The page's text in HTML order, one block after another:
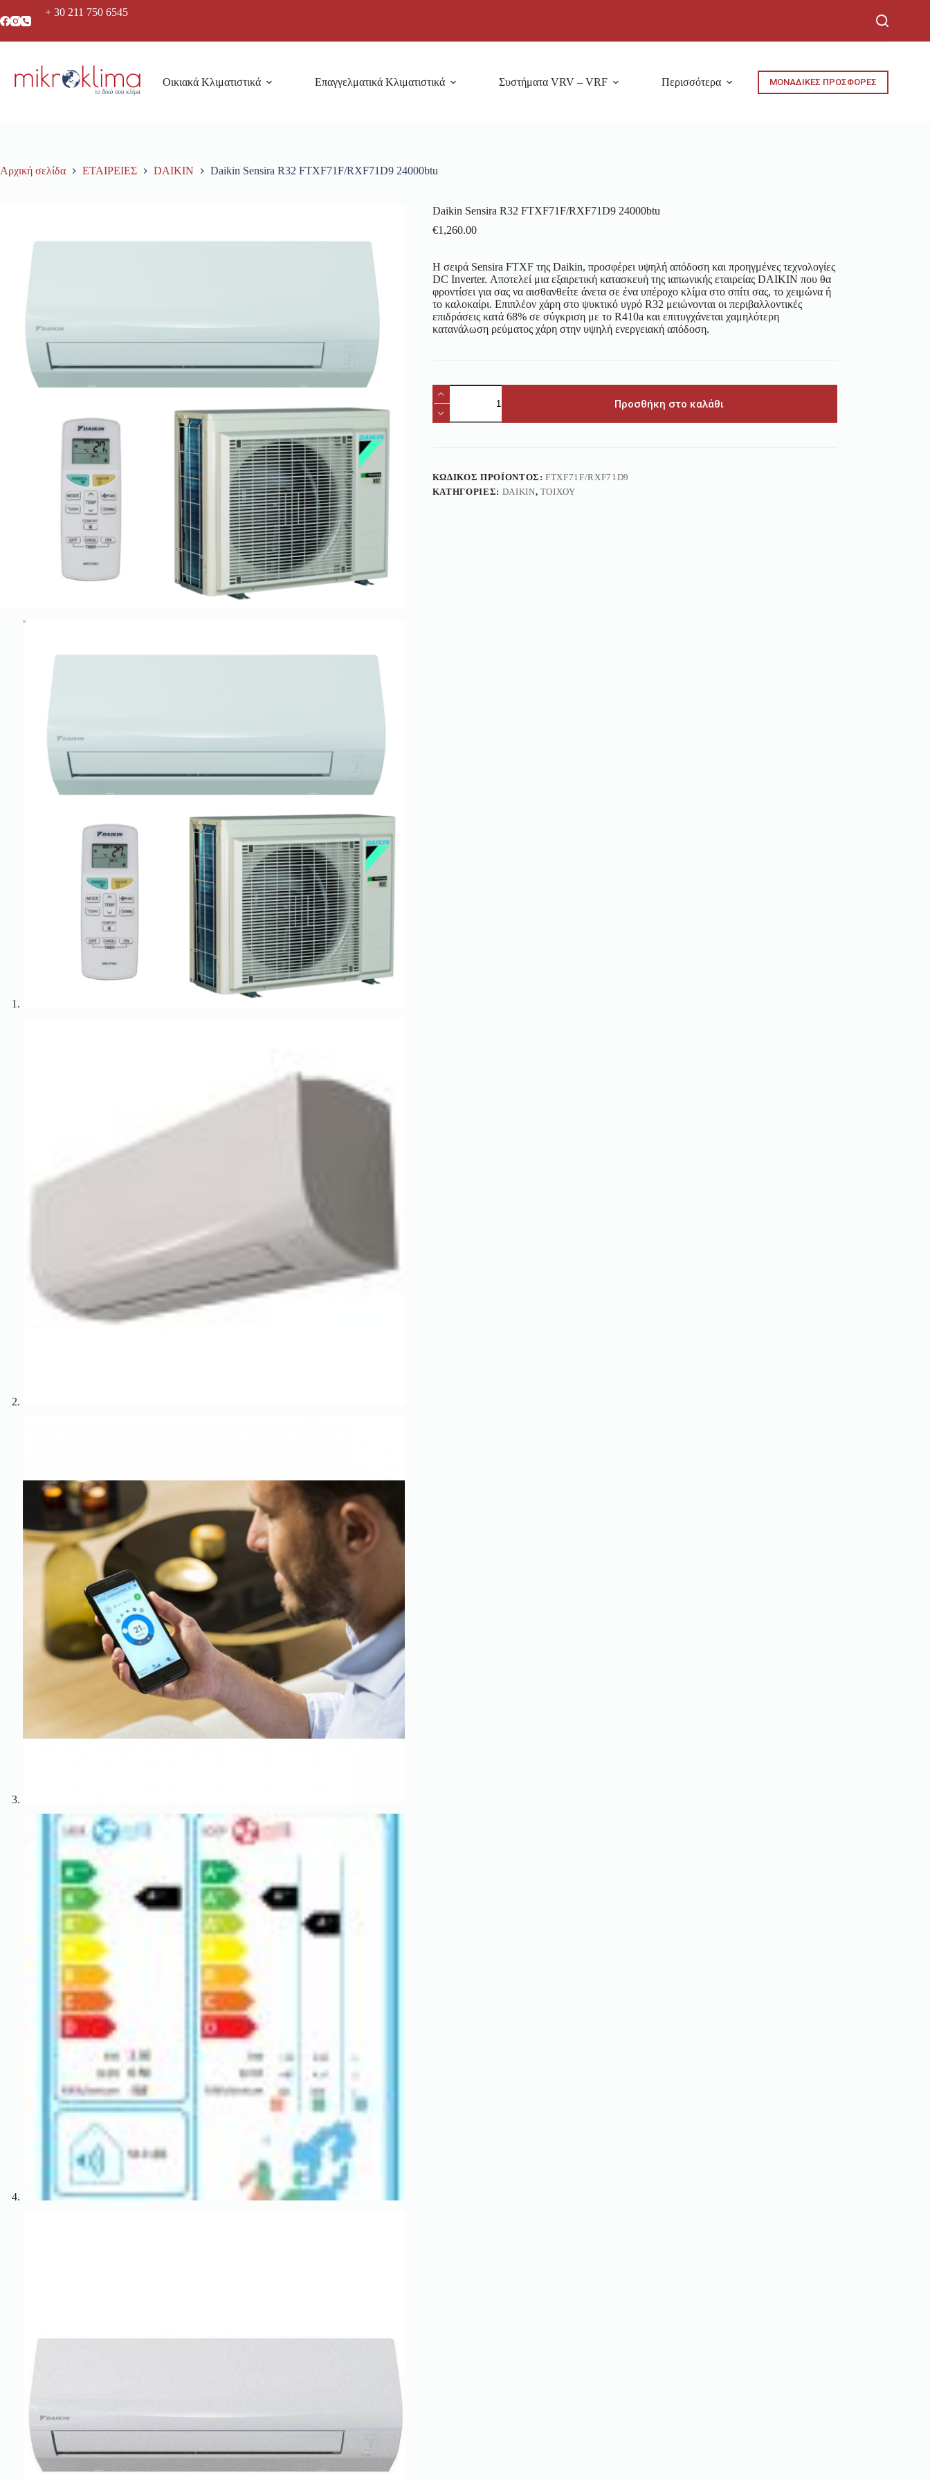
+ 30 211 750 6545
Οικιακά Κλιματιστικά Επαγγελματικά Κλιματιστικά Συστήματα VRV – VRF Περισσότερα ΜΟΝΑΔΙΚΕΣ ΠΡΟΣΦΟΡΕΣ
Αρχική σελίδα ΕΤΑΙΡΕΙΕΣ DAIKIN Daikin Sensira R32 FTXF71F/RXF71D9 24000btu
Daikin Sensira R32 FTXF71F/RXF71D9 24000btu
€1,260.00
H σειρά Sensira FTXF της Daikin, προσφέρει υψηλή απόδοση και προηγμένες τεχνολογίες
DC Inverter. Αποτελεί μια εξαιρετική κατασκευή της ιαπωνικής εταιρείας DAIKIN που θα
φροντίσει για σας να αισθανθείτε άνετα σε ένα υπέροχο κλίμα στο σπίτι σας, το χειμώνα ή
το καλοκαίρι. Επιπλέον χάρη στο ψυκτικό υγρό R32 μειώνονται οι περιβαλλοντικές
επιδράσεις κατά 68% σε σύγκριση με το R410a και επιτυγχάνεται χαμηλότερη
κατανάλωση ρεύματος χάρη στην υψηλή ενεργειακή απόδοση.
Προσθήκη στο καλάθι
ΚΩΔΙΚΌΣ ΠΡΟΪΌΝΤΟΣ:FTXF71F/RXF71D9
ΚΑΤΗΓΟΡΊΕΣ: DAIKIN, ΤΟΊΧΟΥ